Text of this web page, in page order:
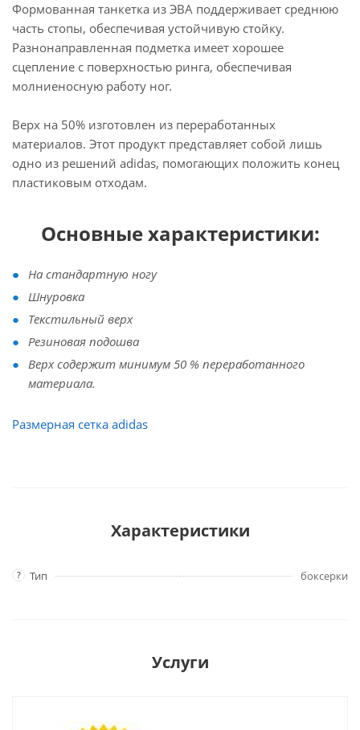
Формованная танкетка из ЭВА поддерживает среднюю
часть стопы, обеспечивая устойчивую стойку.
Разнонаправленная подметка имеет хорошее
сцепление с поверхностью ринга, обеспечивая
молниеносную работу ног.
Верх на 50% изготовлен из переработанных
материалов. Этот продукт представляет собой лишь
одно из решений adidas, помогающих положить конец
пластиковым отходам.
Основные характеристики:
На стандартную ногу
Шнуровка
Текстильный верх
Резиновая подошва
Верх содержит минимум 50 % переработанного
материала.
Размерная сетка adidas
Характеристики
? Тип боксерки
Услуги